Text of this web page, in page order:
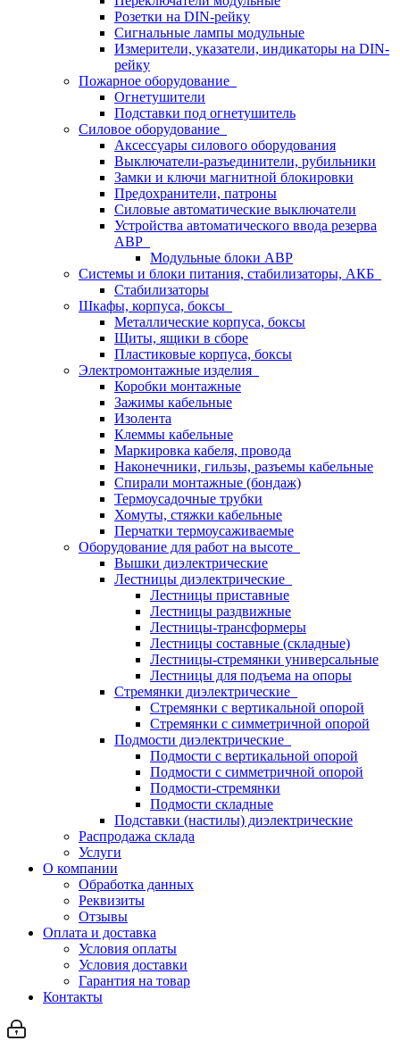
Розетки на DIN-рейку
Сигнальные лампы модульные
Измерители, указатели, индикаторы на DIN-
рейку
Пожарное оборудование
Огнетушители
Подставки под огнетушитель
Силовое оборудование
Аксессуары силового оборудования
Выключатели-разъединители, рубильники
Замки и ключи магнитной блокировки
Предохранители, патроны
Силовые автоматические выключатели
Устройства автоматического ввода резерва
АВР
Модульные блоки АВР
Системы и блоки питания, стабилизаторы, АКБ
Стабилизаторы
Шкафы, корпуса, боксы
Металлические корпуса, боксы
Щиты, ящики в сборе
Пластиковые корпуса, боксы
Электромонтажные изделия
Коробки монтажные
Зажимы кабельные
Изолента
Клеммы кабельные
Маркировка кабеля, провода
Наконечники, гильзы, разъемы кабельные
Спирали монтажные (бондаж)
Термоусадочные трубки
Хомуты, стяжки кабельные
Перчатки термоусаживаемые
Оборудование для работ на высоте
Вышки диэлектрические
Лестницы диэлектрические
Лестницы приставные
Лестницы раздвижные
Лестницы-трансформеры
Лестницы составные (складные)
Лестницы-стремянки универсальные
Лестницы для подъема на опоры
Стремянки диэлектрические
Стремянки с вертикальной опорой
Стремянки с симметричной опорой
Подмости диэлектрические
Подмости с вертикальной опорой
Подмости с симметричной опорой
Подмости-стремянки
Подмости складные
Подставки (настилы) диэлектрические
Распродажа склада
Услуги
О компании
Обработка данных
Реквизиты
Отзывы
Оплата и доставка
Условия оплаты
Условия доставки
Гарантия на товар
Контакты